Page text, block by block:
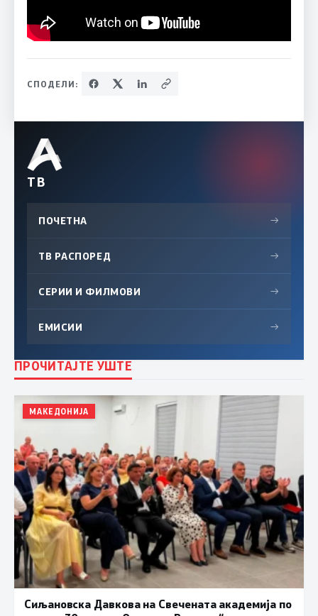
СПОДЕЛИ:
ТВ
ПОЧЕТНА →
ТВ РАСПОРЕД →
СЕРИИ И ФИЛМОВИ →
ЕМИСИИ →
ПРОЧИТАЈТЕ УШТЕ
МАКЕДОНИЈА
Сиљановска Давкова на Свечената академија по